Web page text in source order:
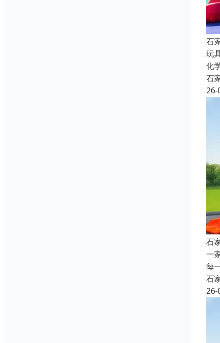
石
玩
化
石
26-
石
一
每
石
26-